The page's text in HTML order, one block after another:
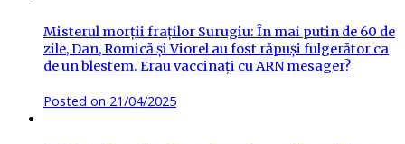
Misterul morții fraților Surugiu: În mai putin de 60 de
zile, Dan, Romică și Viorel au fost răpuși fulgerător ca
de un blestem. Erau vaccinați cu ARN mesager?
Posted on 21/04/2025